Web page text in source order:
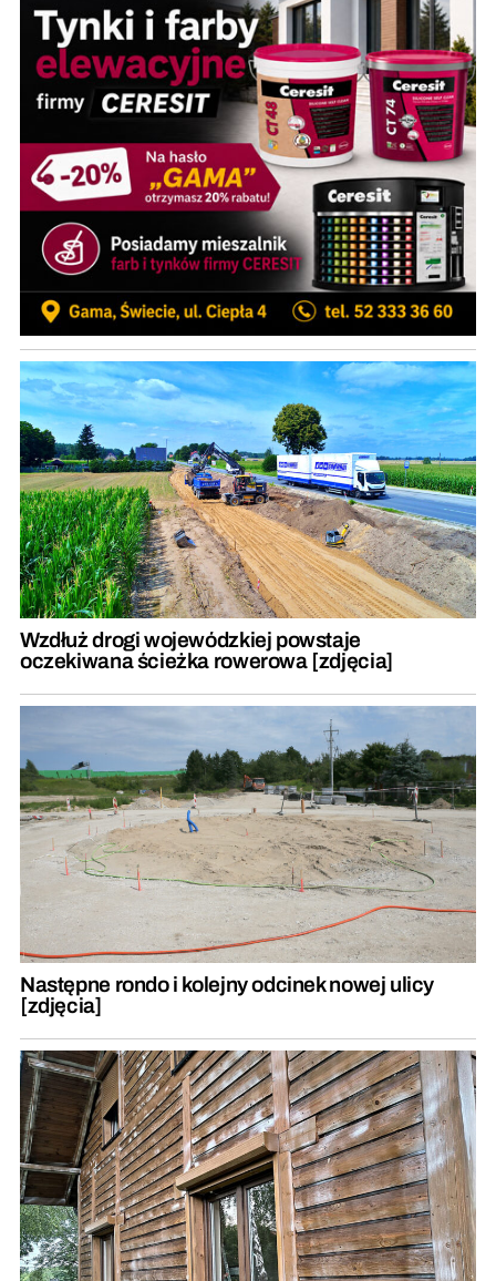
Wzdłuż drogi wojewódzkiej powstaje
oczekiwana ścieżka rowerowa [zdjęcia]
Następne rondo i kolejny odcinek nowej ulicy
[zdjęcia]